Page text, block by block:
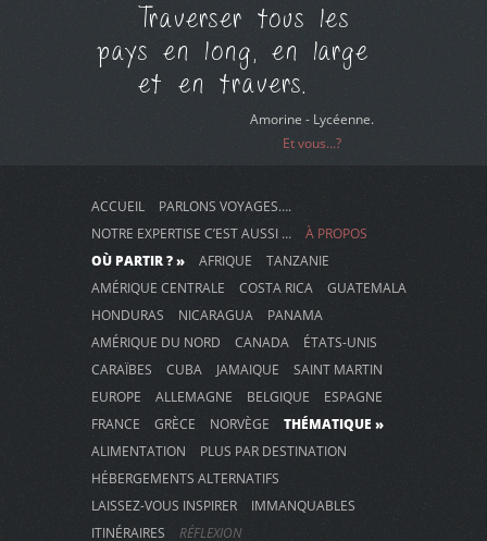
Traverser tous les
pays en long, en large
et en travers.
Amorine - Lycéenne.
Et vous...?
ACCUEIL
PARLONS VOYAGES….
NOTRE EXPERTISE C’EST AUSSI …
À PROPOS
OÙ PARTIR ? »
AFRIQUE
TANZANIE
AMÉRIQUE CENTRALE
COSTA RICA
GUATEMALA
HONDURAS
NICARAGUA
PANAMA
AMÉRIQUE DU NORD
CANADA
ÉTATS-UNIS
CARAÏBES
CUBA JAMAIQUE
SAINT MARTIN
EUROPE
ALLEMAGNE BELGIQUE
ESPAGNE
FRANCE
GRÈCE NORVÈGE
THÉMATIQUE »
ALIMENTATION
PLUS PAR DESTINATION
HÉBERGEMENTS ALTERNATIFS
LAISSEZ-VOUS INSPIRER
IMMANQUABLES
ITINÉRAIRES
RÉFLEXION